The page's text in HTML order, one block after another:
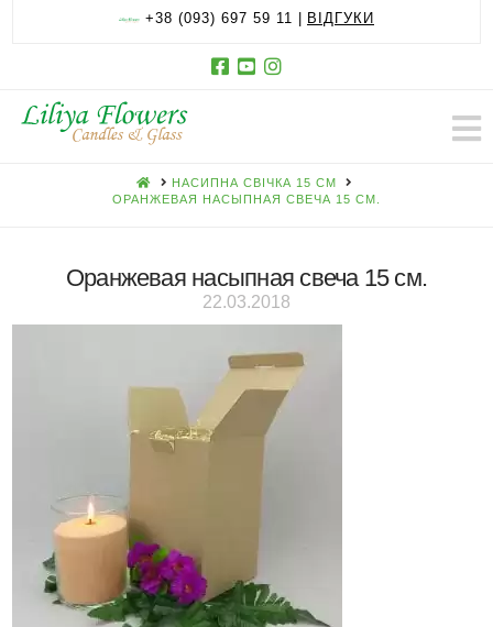
+38 (093) 697 59 11 | ВІДГУКИ
HOMEНАСИПНА СВІЧКА 15 СМ
ОРАНЖЕВАЯ НАСЫПНАЯ СВЕЧА 15 СМ.
Оранжевая насыпная свеча 15 см.
22.03.2018